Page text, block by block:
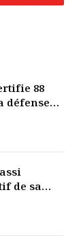
88
défense
de sa